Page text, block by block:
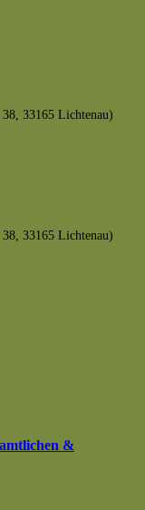
33165 Lichtenau)
33165 Lichtenau)
&